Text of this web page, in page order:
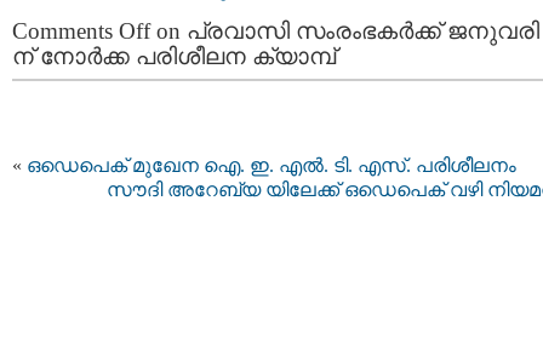
Comments Offon പ്രവാസി സംരംഭകർക്ക് ജനുവരി
ന് നോർക്ക പരിശീലന ക്യാമ്പ്
« ഒഡെപെക് മുഖേന ഐ. ഇ. എൽ. ടി. എസ്. പരിശീലനം
സൗദി അറേബ്യ യിലേക്ക് ഒഡെപെക് വഴി